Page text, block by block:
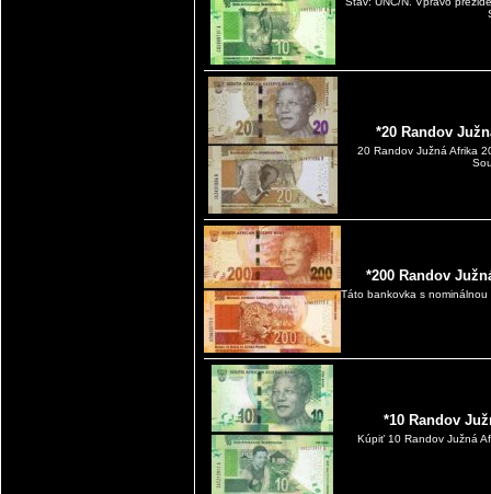
*20 Randov
20 Randov Južná Afrika
*200 Randov
Táto bankovka s
*10 Randov
Kúpiť 10 Randov Južná